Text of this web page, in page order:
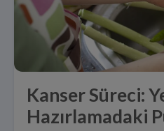
Kanser Süreci:
Hazırlamadaki